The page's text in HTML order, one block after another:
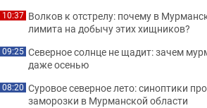
10:37 Волков к отстрелу: почему в
лимита на добычу этих хищников?
09:25 Северное солнце не щадит: зачем
даже осенью
08:20 Суровое северное лето: синоптики
заморозки в Мурманской области